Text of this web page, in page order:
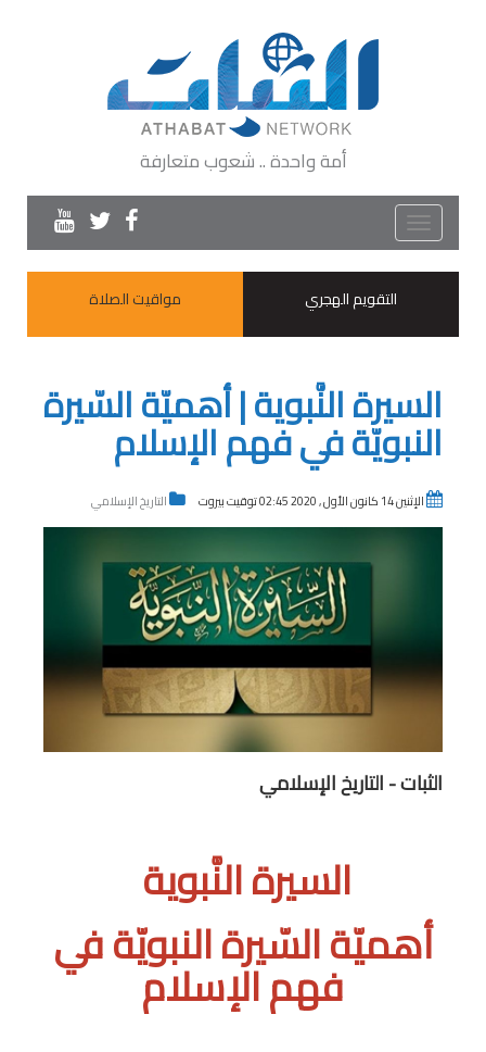
أمة واحدة .. شعوب متعارفة
Toggle
navigation
التقويم الهجري
مواقيت الصلاة
السيرة النَّبوية | أهميّة السّيرة
النبويّة في فهم الإسلام
الإثنين 14 كانون الأول , 2020 02:45 توقيت بيروت التاريخ الإسلامي
الثبات - التاريخ الإسلامي
السيرة النَّبوية
أهميّة السّيرة النبويّة في
فهم الإسلام